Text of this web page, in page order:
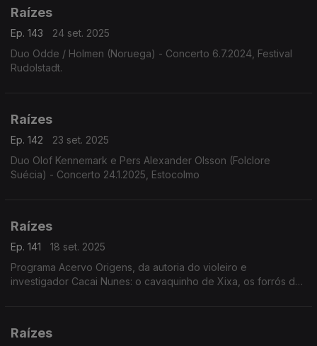
Raízes
Ep. 143
24 set. 2025
Duo Odde / Holmen (Noruega) - Concerto 6.7.2024, Festival
Rudolstadt.
Raízes
Ep. 142
23 set. 2025
Duo Olof Kennemark e Pers Alexander Olsson (Folclore
Suécia) - Concerto 24.1.2025, Estocolmo
Raízes
Ep. 141
18 set. 2025
Programa Acervo Origens, da autoria do violeiro e
investigador Cacai Nunes: o cavaquinho de Xixa, os forrós de
Raízes